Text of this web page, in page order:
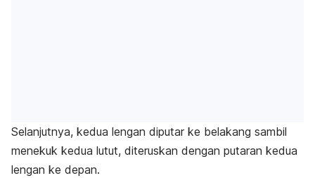
Selanjutnya, kedua lengan diputar ke belakang sambil
menekuk kedua lutut, diteruskan dengan putaran kedua
lengan ke depan.